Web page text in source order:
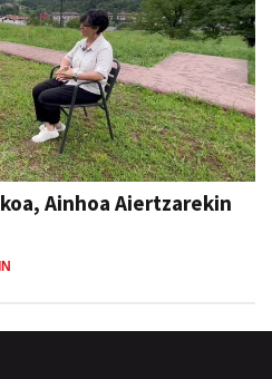
Ainhoa Aiertzarekin